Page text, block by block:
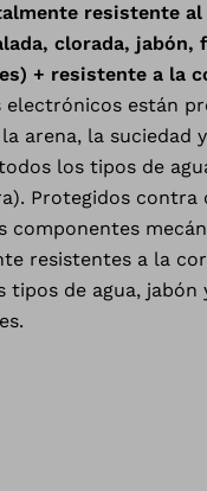
resistente al
clorada, jabón,
+ resistente a la
electrónicos están
arena, la suciedad
los tipos de
Protegidos contra
componentes
resistentes a la
tipos de agua, jabón